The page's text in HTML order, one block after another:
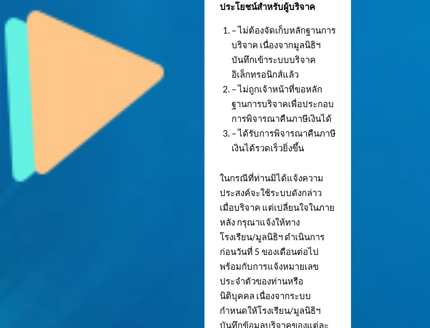
ประโยชน์สำหรับผู้บริจาค
– ไม่ต้องจัดเก็บหลักฐานการ
บริจาค เนื่องจากมูลนิธิฯ
บันทึกเข้าระบบบริจาค
อิเล็กทรอนิกส์แล้ว
– ไม่ถูกเจ้าหน้าที่ขอหลัก
ฐานการบริจาคเพื่อประกอบ
การพิจารณาคืนภาษีเงินได้
– ได้รับการพิจารณาคืนภาษี
เงินได้รวดเร็วยิ่งขึ้น
ในกรณีที่ท่านมิได้แจ้งความ
ประสงค์จะใช้ระบบดังกล่าว
เมื่อบริจาค แต่เปลี่ยนใจในภาย
หลัง กรุณาแจ้งให้ทาง
โรงเรียน/มูลนิธิฯ ดำเนินการ
ก่อนวันที่ 5 ของเดือนต่อไป
พร้อมกับการแจ้งหมายเลข
ประจำตัวของท่านหรือ
นิติบุคคล เนื่องจากระบบ
กำหนดให้โรงเรียน/มูลนิธิฯ
บันทึกข้อมูลบริจาคของแต่ละ